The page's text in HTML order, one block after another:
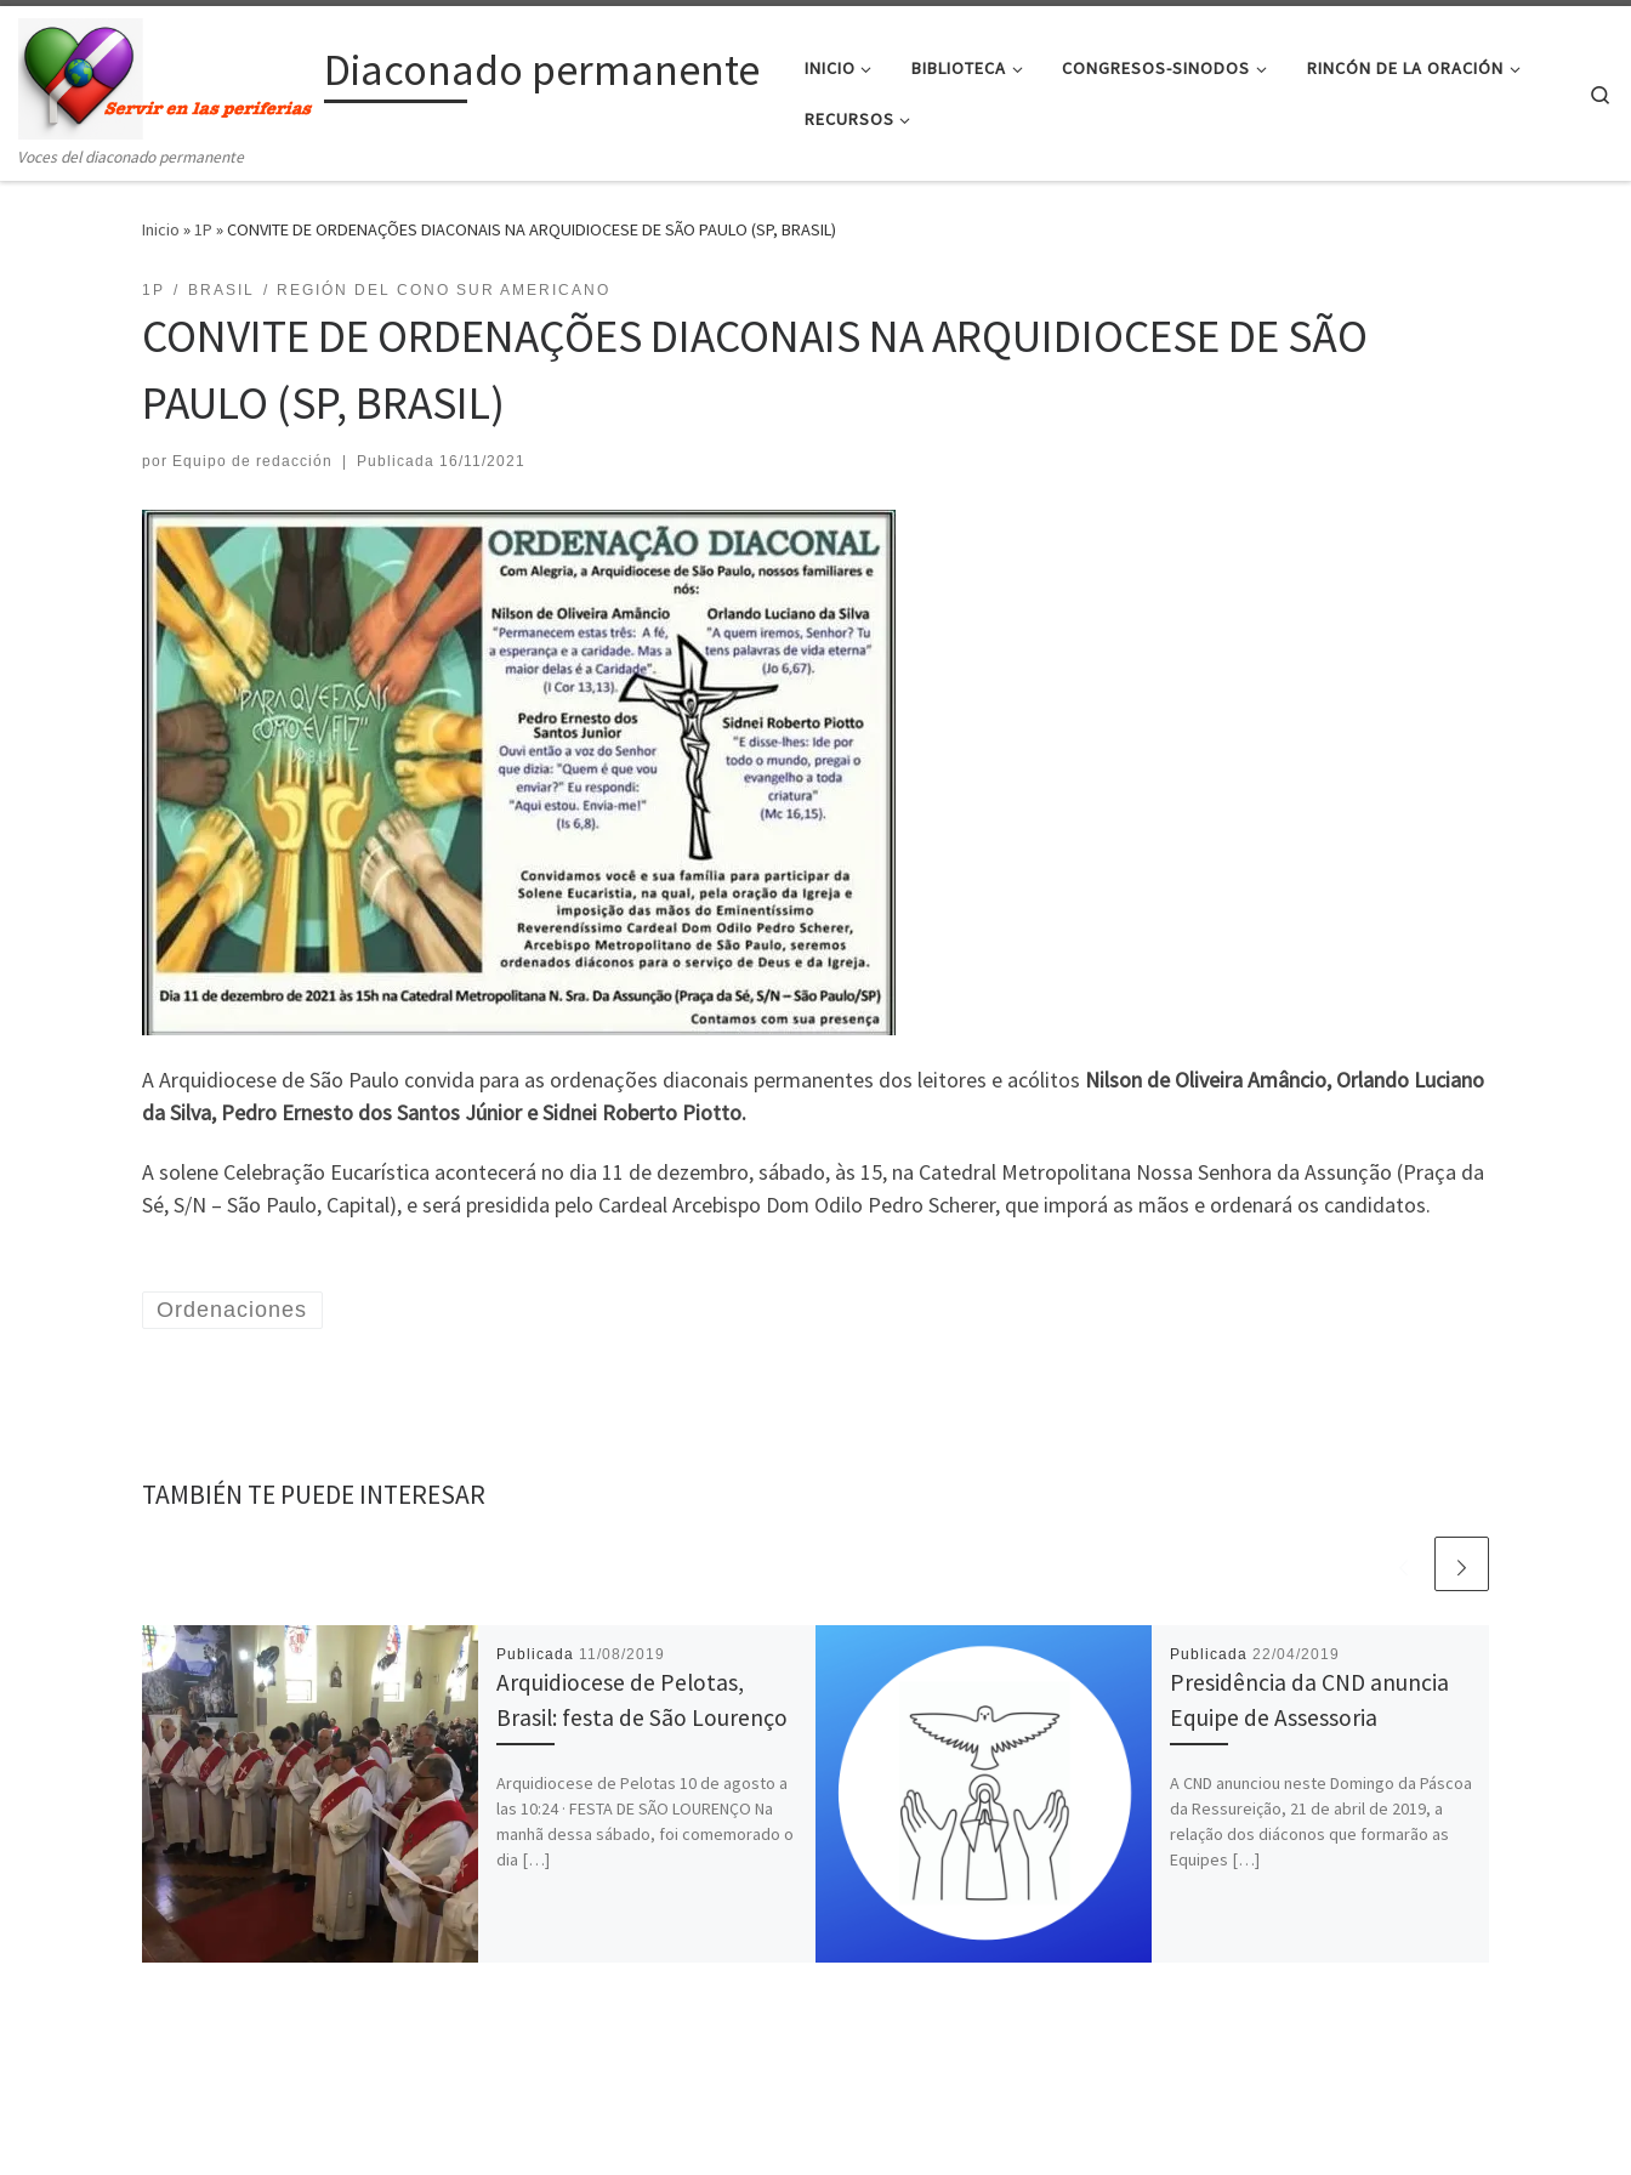
Saltar al contenido
Diaconado permanente
Voces del diaconado permanente
INICIO BIBLIOTECA CONGRESOS-SINODOS RINCÓN DE LA ORACIÓN
RECURSOS
Inicio »1P »CONVITE DE ORDENAÇÕES DIACONAIS NA ARQUIDIOCESE DE SÃO PAULO (SP, BRASIL)
1P BRASIL REGIÓN DEL CONO SUR AMERICANO
CONVITE DE ORDENAÇÕES DIACONAIS NA ARQUIDIOCESE DE SÃO
PAULO (SP, BRASIL)
por Equipo de redacción Publicada 16/11/2021
A Arquidiocese de São Paulo convida para as ordenações diaconais permanentes dos leitores e acólitos Nilson de Oliveira Amâncio, Orlando Luciano
da Silva, Pedro Ernesto dos Santos Júnior e Sidnei Roberto Piotto.
A solene Celebração Eucarística acontecerá no dia 11 de dezembro, sábado, às 15, na Catedral Metropolitana Nossa Senhora da Assunção (Praça da
Sé, S/N – São Paulo, Capital), e será presidida pelo Cardeal Arcebispo Dom Odilo Pedro Scherer, que imporá as mãos e ordenará os candidatos.
Ordenaciones
TAMBIÉN TE PUEDE INTERESAR
Publicada 11/08/2019
Arquidiocese de Pelotas,
Brasil: festa de São Lourenço
Arquidiocese de Pelotas 10 de agosto a
las 10:24 · FESTA DE SÃO LOURENÇO Na
manhã dessa sábado, foi comemorado o
dia […]
Publicada 22/04/2019
Presidência da CND anuncia
Equipe de Assessoria
A CND anunciou neste Domingo da Páscoa
da Ressureição, 21 de abril de 2019, a
relação dos diáconos que formarão as
Equipes […]